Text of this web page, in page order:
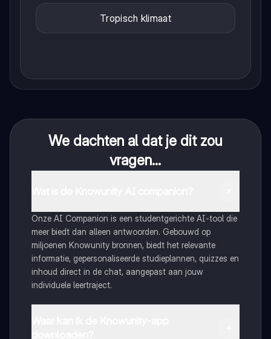
Tropisch klimaat
We dachten al dat je dit zou
vragen...
Onze AI Companion is een studentgerichte AI-tool die
meer biedt dan alleen antwoorden. Gebouwd op
miljoenen Knowunity bronnen, biedt het relevante
informatie, gepersonaliseerde studieplannen, quizzes en
inhoud direct in de chat, aangepast aan jouw
individuele leertraject.